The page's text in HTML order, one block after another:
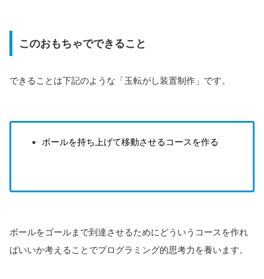
このおもちゃでできること
できることは下記のような「玉転がし装置制作」です。
ボールを持ち上げて移動させるコースを作る
ボールをゴールまで到達させるためにどういうコースを作れ
ばいいか考えることでプログラミング的思考力を養います。